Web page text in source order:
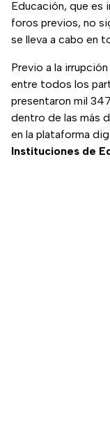
Educación, que es
foros previos, no
se lleva a cabo en
Previo a la
entre todos los
presentaron mil
dentro de las más
en la plataforma
Instituciones de